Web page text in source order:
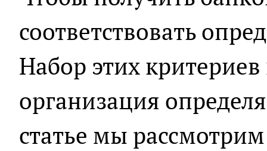
соответствовать
Набор этих
организация
статье мы